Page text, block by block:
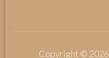
Copyright © 2026